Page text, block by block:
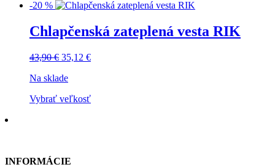
-20 %
Chlapčenská zateplená vesta RIK
43,90€ 35,12 €
Na sklade
Vybrať veľkosť
INFORMÁCIE